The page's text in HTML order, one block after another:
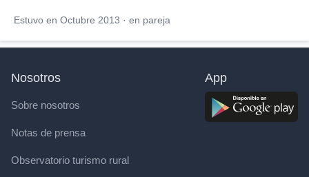
Estuvo en Octubre 2013 · en pareja
Nosotros
Sobre nosotros
Notas de prensa
Observatorio turismo rural
App